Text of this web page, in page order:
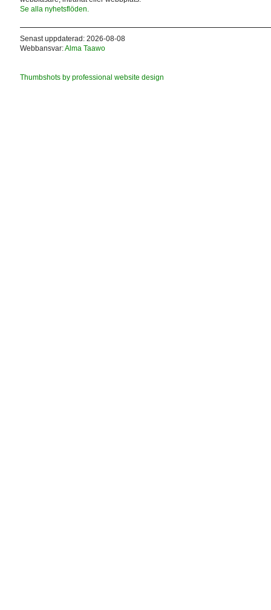
Se alla nyhetsflöden.
Senast uppdaterad: 2026-08-08
Webbansvar:Alma Taawo
Thumbshots by professional website design